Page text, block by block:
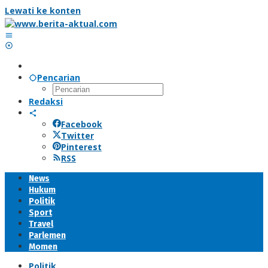
Lewati ke konten
Pencarian
Redaksi
Facebook
Twitter
Pinterest
RSS
News
Hukum
Politik
Sport
Travel
Parlemen
Momen